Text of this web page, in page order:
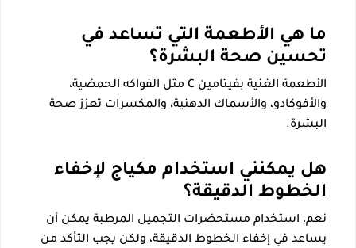
ما هي الأطعمة التي تساعد في
تحسين صحة البشرة؟
الأطعمة الغنية بفيتامين C مثل الفواكه الحمضية،
والأفوكادو، والأسماك الدهنية، والمكسرات تعزز صحة
البشرة.
هل يمكنني استخدام مكياج لإخفاء
الخطوط الدقيقة؟
نعم، استخدام مستحضرات التجميل المرطبة يمكن أن
يساعد في إخفاء الخطوط الدقيقة، ولكن يجب التأكد من